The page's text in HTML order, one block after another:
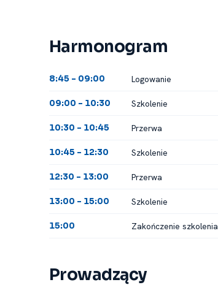
Harmonogram
8:45 -⁠ 09:00 Logowanie
09:00 -⁠ 10:30 Szkolenie
10:30 -⁠ 10:45 Przerwa
10:45 -⁠ 12:30 Szkolenie
12:30 -⁠ 13:00 Przerwa
13:00 -⁠ 15:00 Szkolenie
15:00 Zakończenie szkolenia
Prowadzący